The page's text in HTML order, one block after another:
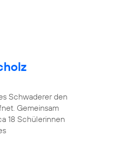
Schwaderer den
Gemeinsam
18 Schülerinnen